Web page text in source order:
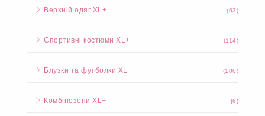
Верхній одяг XL+ (63)
Спортивні костюми XL+ (114)
Блузки та футболки XL+ (106)
Комбінезони XL+ (6)